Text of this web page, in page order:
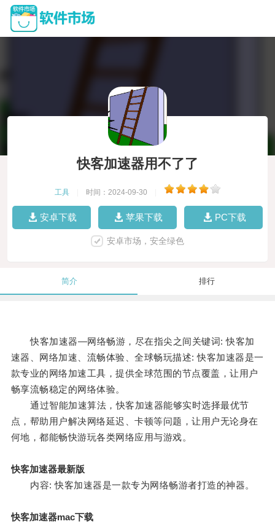
快客加速器用不了了
工具 时间：2024-09-30
安卓下载 苹果下载 PC下载
安卓市场，安全绿色
简介 排行
快客加速器—网络畅游，尽在指尖之间关键词: 快客加
速器、网络加速、流畅体验、全球畅玩描述: 快客加速器是一
款专业的网络加速工具，提供全球范围的节点覆盖，让用户
畅享流畅稳定的网络体验。
通过智能加速算法，快客加速器能够实时选择最优节
点，帮助用户解决网络延迟、卡顿等问题，让用户无论身在
何地，都能畅快游玩各类网络应用与游戏。
快客加速器最新版
内容: 快客加速器是一款专为网络畅游者打造的神器。
快客加速器mac下载